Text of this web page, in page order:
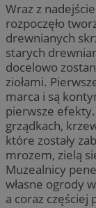
Wraz z
rozpoczęło
drewnianych
starych
docelowo
ziołami.
marca i są
pierwsze
grządkach,
które zostały
mrozem, zielą
Muzealnicy
własne ogrody
a coraz częściej